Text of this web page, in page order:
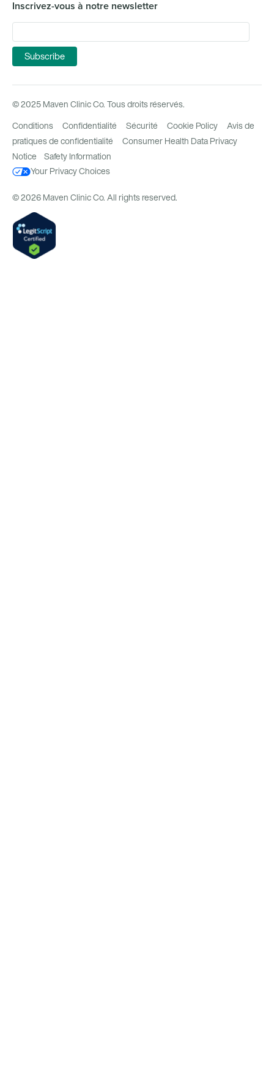
Inscrivez-vous à notre newsletter
© 2025 Maven Clinic Co. Tous droits réservés.
Conditions Confidentialité Sécurité Cookie Policy
Avis de
pratiques de confidentialité
Consumer Health Data Privacy
Notice
Safety Information
Your Privacy Choices
© 2026 Maven Clinic Co. All rights reserved.